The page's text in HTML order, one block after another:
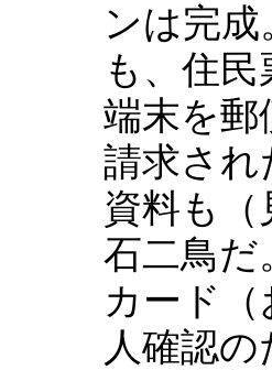
ンは完
も、住
端末を郵
請求され
資料も
石二鳥だ
カード
人確認